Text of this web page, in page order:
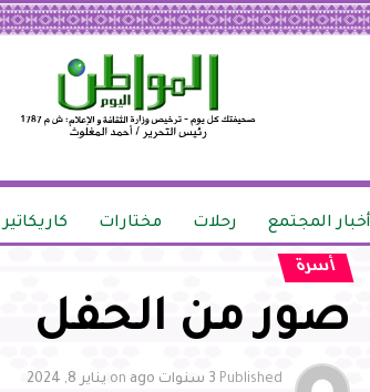
أخبار المجتمع رحلات مختارات كاريكاتير
أسرة
صور من الحفل
Published 3 سنوات ago on يناير 8, 2024